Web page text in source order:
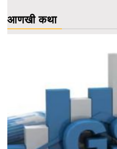
आणखी कथा